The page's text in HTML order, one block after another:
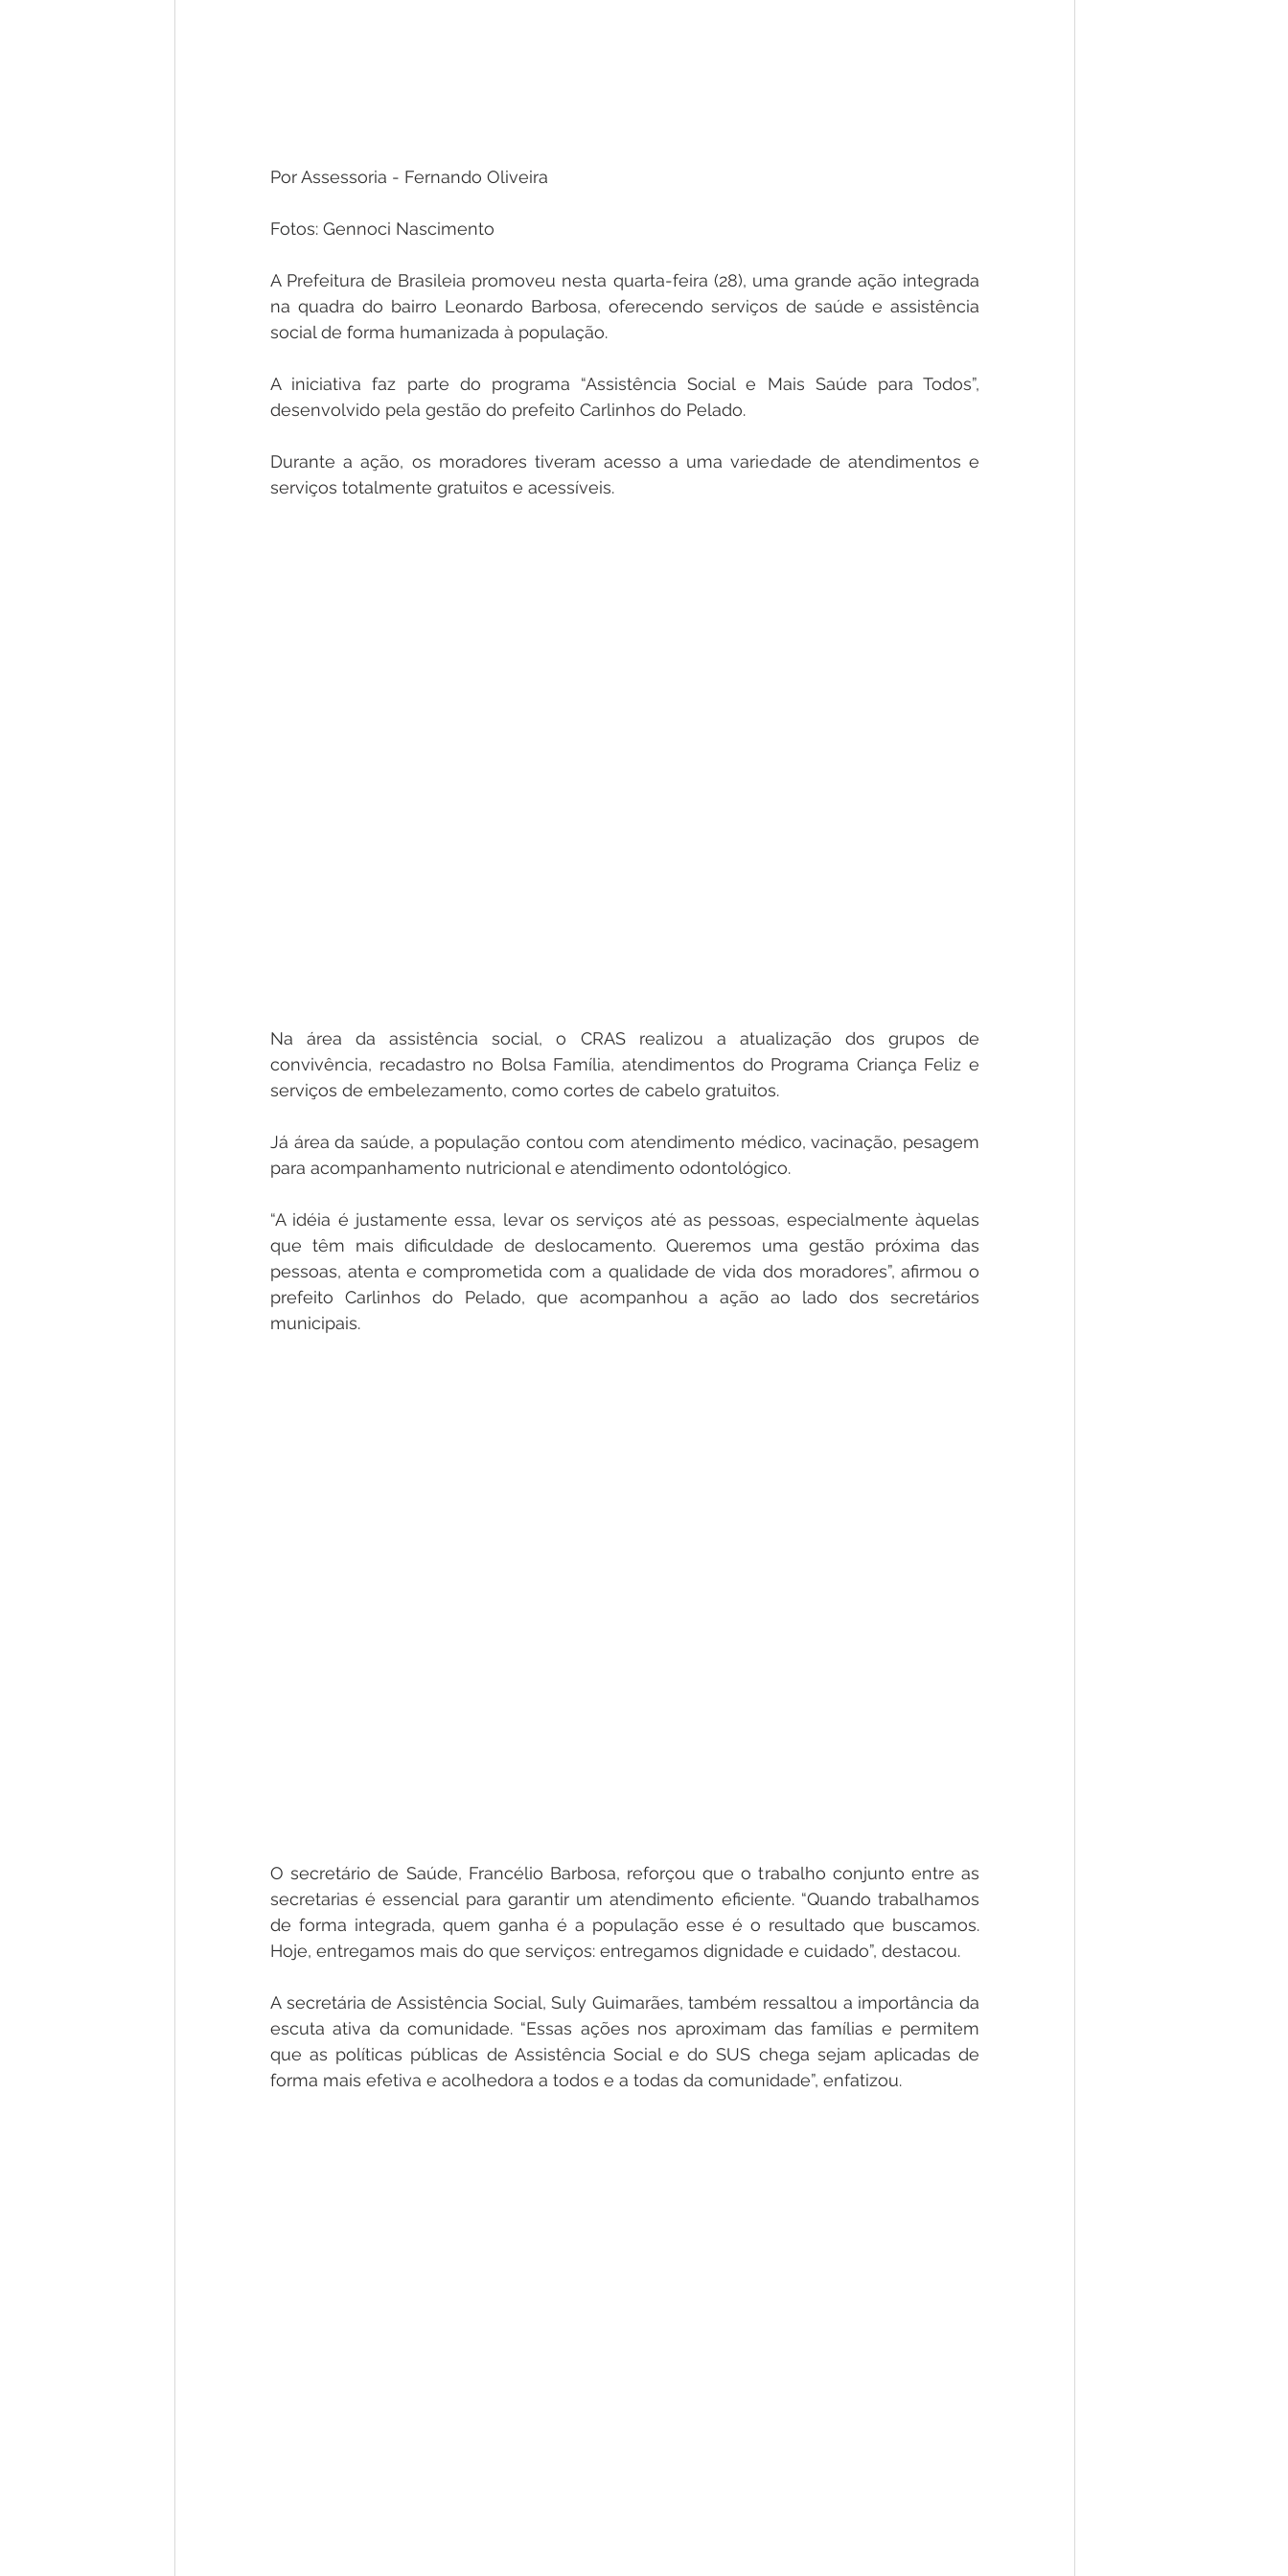
Por Assessoria - Fernando Oliveira
Fotos: Gennoci Nascimento
A Prefeitura de Brasileia promoveu nesta quarta-feira (28), uma grande ação integrada
na quadra do bairro Leonardo Barbosa, oferecendo serviços de saúde e assistência
social de forma humanizada à população.
A iniciativa faz parte do programa “Assistência Social e Mais Saúde para Todos”,
desenvolvido pela gestão do prefeito Carlinhos do Pelado.
Durante a ação, os moradores tiveram acesso a uma variedade de atendimentos e
serviços totalmente gratuitos e acessíveis.
Na área da assistência social, o CRAS realizou a atualização dos grupos de
convivência, recadastro no Bolsa Família, atendimentos do Programa Criança Feliz e
serviços de embelezamento, como cortes de cabelo gratuitos.
Já área da saúde, a população contou com atendimento médico, vacinação, pesagem
para acompanhamento nutricional e atendimento odontológico.
“A idéia é justamente essa, levar os serviços até as pessoas, especialmente àquelas
que têm mais dificuldade de deslocamento. Queremos uma gestão próxima das
pessoas, atenta e comprometida com a qualidade de vida dos moradores”, afirmou o
prefeito Carlinhos do Pelado, que acompanhou a ação ao lado dos secretários
municipais.
O secretário de Saúde, Francélio Barbosa, reforçou que o trabalho conjunto entre as
secretarias é essencial para garantir um atendimento eficiente. “Quando trabalhamos
de forma integrada, quem ganha é a população esse é o resultado que buscamos.
Hoje, entregamos mais do que serviços: entregamos dignidade e cuidado”, destacou.
A secretária de Assistência Social, Suly Guimarães, também ressaltou a importância da
escuta ativa da comunidade. “Essas ações nos aproximam das famílias e permitem
que as políticas públicas de Assistência Social e do SUS chega sejam aplicadas de
forma mais efetiva e acolhedora a todos e a todas da comunidade”, enfatizou.